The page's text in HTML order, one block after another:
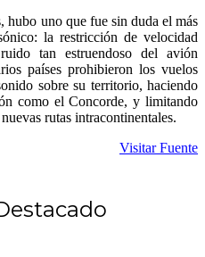
hubo uno que fue sin duda el más
la restricción de velocidad
tan estruendoso del avión
países prohibieron los vuelos
sobre su territorio, haciendo
como el Concorde, y limitando
rutas intracontinentales.
Visitar Fuente